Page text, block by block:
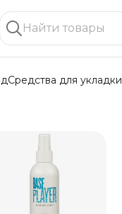
Средства для укладки